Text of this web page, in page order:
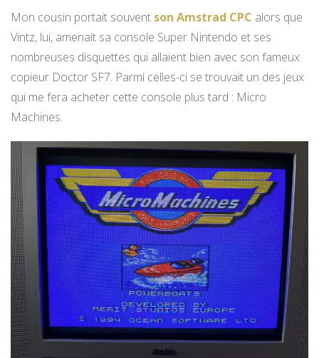
Mon cousin portait souvent son Amstrad CPC alors que
Vintz, lui, amenait sa console Super Nintendo et ses
nombreuses disquettes qui allaient bien avec son fameux
copieur Doctor SF7. Parmi celles-ci se trouvait un des jeux
qui me fera acheter cette console plus tard : Micro
Machines.